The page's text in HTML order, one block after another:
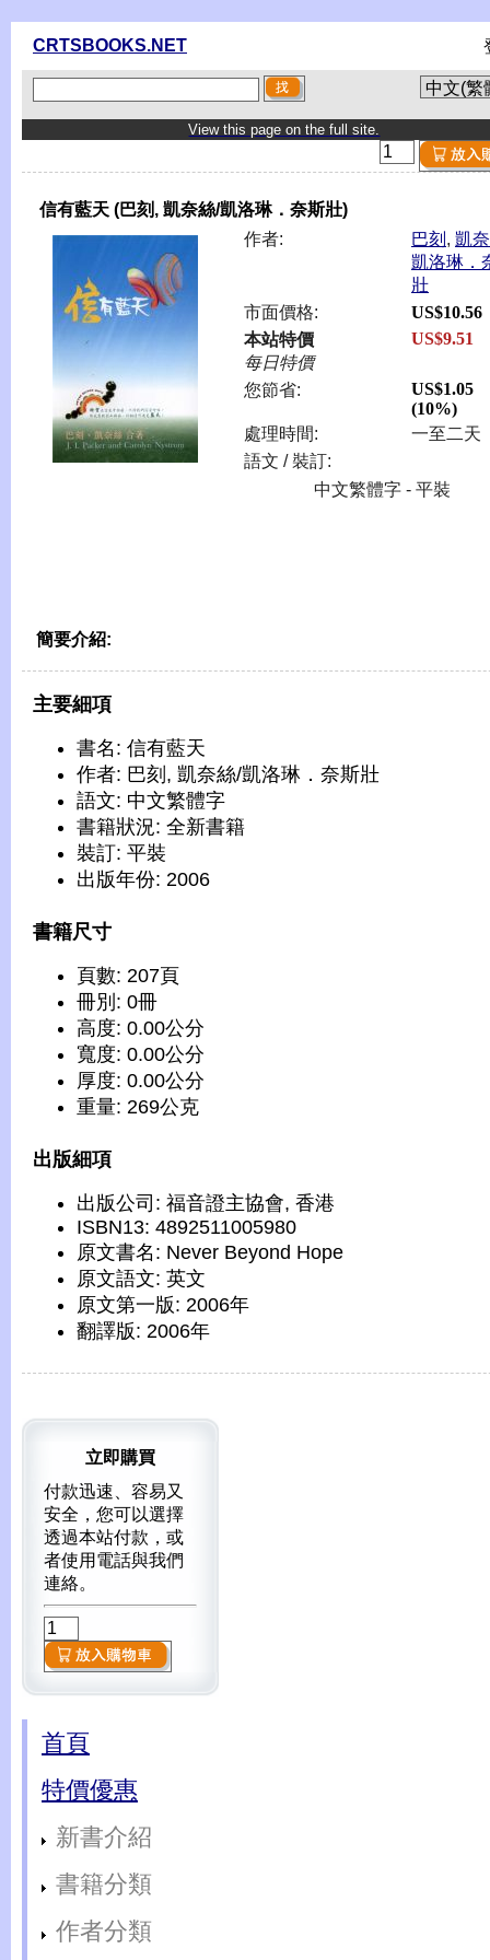
CRTSBOOKS.NET
View this page on the full site.
信有藍天 (巴刻, 凱奈絲/凱洛琳．奈斯壯)
作者:
巴刻 , 凱
凱洛琳．
壯
市面價格:
US$10.56
本站特價
每日特價
US$9.51
您節省:
US$1.05
(10%)
處理時間:
一至二天
語文 / 裝訂:
中文繁體字 - 平裝
簡要介紹:
主要細項
書名: 信有藍天
作者: 巴刻, 凱奈絲/凱洛琳．奈斯壯
語文: 中文繁體字
書籍狀況: 全新書籍
裝訂: 平裝
出版年份: 2006
書籍尺寸
頁數: 207頁
冊別: 0冊
高度: 0.00公分
寬度: 0.00公分
厚度: 0.00公分
重量: 269公克
出版細項
出版公司: 福音證主協會, 香港
ISBN13: 4892511005980
原文書名: Never Beyond Hope
原文語文: 英文
原文第一版: 2006年
翻譯版: 2006年
立即購買
付款迅速、容易又
安全，您可以選擇
透過本站付款，或
者使用電話與我們
連絡。
首頁
特價優惠
新書介紹
書籍分類
作者分類